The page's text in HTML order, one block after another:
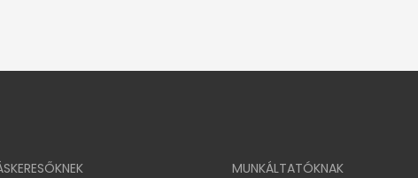
MUNKÁLTATÓKNAK